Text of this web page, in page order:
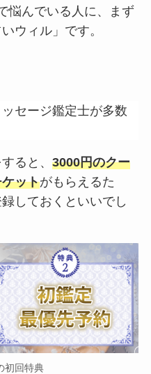
悩んでいる人に、まず
ウィル」です。
セージ鑑定士が多数
ると、 3000円のクー
ットがもらえるた
しておくといいでし
初回特典